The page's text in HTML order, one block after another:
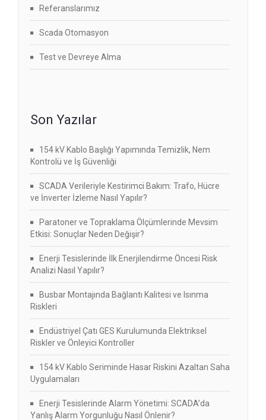
Referanslarımız
Scada Otomasyon
Test ve Devreye Alma
Son Yazılar
154 kV Kablo Başlığı Yapımında Temizlik, Nem
Kontrolü ve İş Güvenliği
SCADA Verileriyle Kestirimci Bakım: Trafo, Hücre
ve İnverter İzleme Nasıl Yapılır?
Paratoner ve Topraklama Ölçümlerinde Mevsim
Etkisi: Sonuçlar Neden Değişir?
Enerji Tesislerinde İlk Enerjilendirme Öncesi Risk
Analizi Nasıl Yapılır?
Busbar Montajında Bağlantı Kalitesi ve Isınma
Riskleri
Endüstriyel Çatı GES Kurulumunda Elektriksel
Riskler ve Önleyici Kontroller
154 kV Kablo Seriminde Hasar Riskini Azaltan Saha
Uygulamaları
Enerji Tesislerinde Alarm Yönetimi: SCADA’da
Yanlış Alarm Yorgunluğu Nasıl Önlenir?